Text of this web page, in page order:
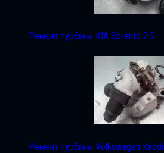
Ремонт турбины KIA Sorento 2.5
Ремонт турбины Volkswagen Kaddi